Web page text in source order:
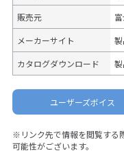
販売元
メーカーサイト
カタログダウンロード
ユーザーズボイス
※リンク先で情報を閲覧する
可能性がございます。